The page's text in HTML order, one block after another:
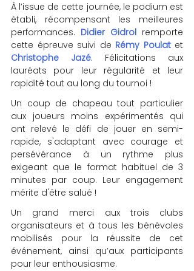
À l’issue de cette journée, le podium est
établi, récompensant les meilleures
performances. Didier Gidrol remporte
cette épreuve suivi de Rémy Poulat
Christophe Jazé. Félicitations aux
lauréats pour leur régularité et leur
rapidité tout au long du tournoi !
Un coup de chapeau tout particulier
aux joueurs moins expérimentés qui
ont relevé le défi de jouer en semi-
rapide, s'adaptant avec courage et
persévérance à un rythme plus
exigeant que le format habituel de 3
minutes par coup. Leur engagement
mérite d'être salué !
Un grand merci aux trois clubs
organisateurs et à tous les bénévoles
mobilisés pour la réussite de cet
événement, ainsi qu’aux participants
pour leur enthousiasme.